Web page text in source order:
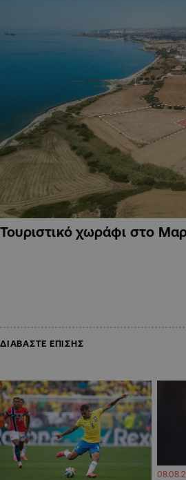
Τουριστικό χωράφι στο
ΔΙΑΒΑΣΤΕ ΕΠΙΣΗΣ